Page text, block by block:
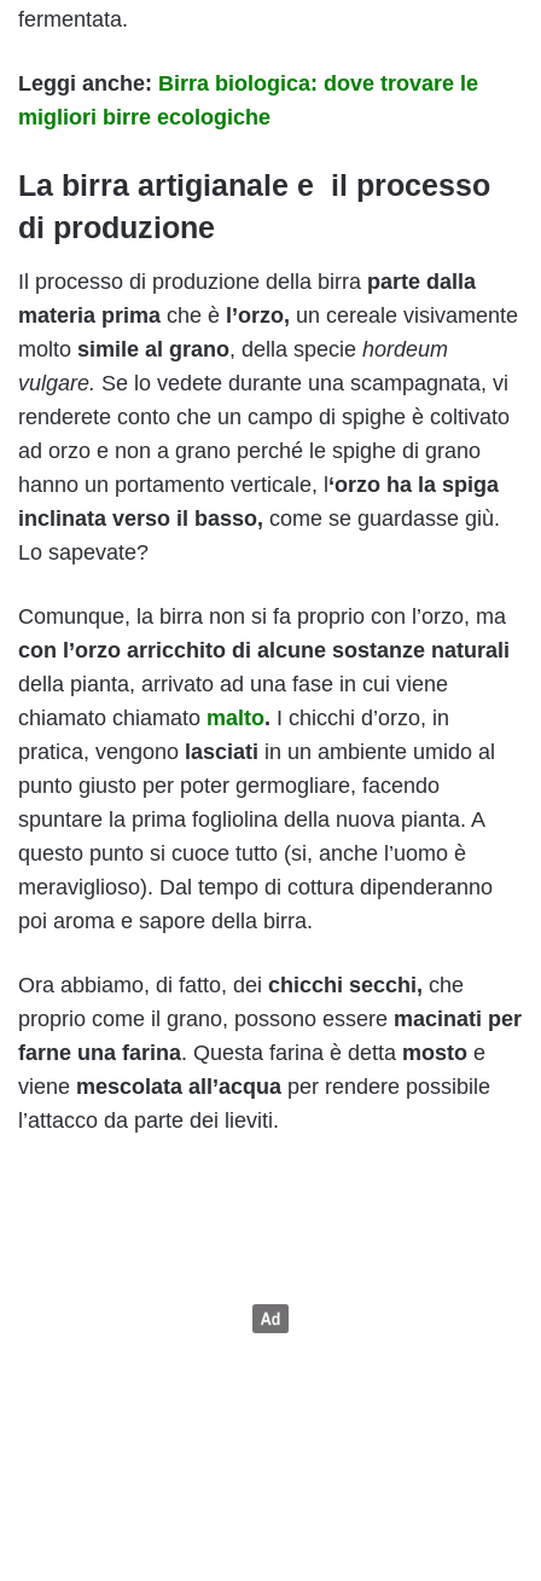
fermentata.
Leggi anche: Birra biologica: dove trovare le
migliori birre ecologiche
La birra artigianale e il processo
di produzione
Il processo di produzione della birra parte dalla
materia prima che è l’orzo, un cereale visivamente
molto simile al grano, della specie hordeum
vulgare. Se lo vedete durante una scampagnata, vi
renderete conto che un campo di spighe è coltivato
ad orzo e non a grano perché le spighe di grano
hanno un portamento verticale, l‘orzo ha la spiga
inclinata verso il basso, come se guardasse giù.
Lo sapevate?
Comunque, la birra non si fa proprio con l’orzo, ma
con l’orzo arricchito di alcune sostanze naturali
della pianta, arrivato ad una fase in cui viene
chiamato chiamato malto. I chicchi d’orzo, in
pratica, vengono lasciati in un ambiente umido al
punto giusto per poter germogliare, facendo
spuntare la prima fogliolina della nuova pianta. A
questo punto si cuoce tutto (si, anche l’uomo è
meraviglioso). Dal tempo di cottura dipenderanno
poi aroma e sapore della birra.
Ora abbiamo, di fatto, dei chicchi secchi, che
proprio come il grano, possono essere macinati per
farne una farina. Questa farina è detta mosto e
viene mescolata all’acqua per rendere possibile
l’attacco da parte dei lieviti.